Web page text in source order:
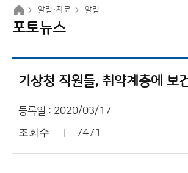
알림·자료 알림
포토뉴스
등록일 : 2020/03/17
조회수 7471